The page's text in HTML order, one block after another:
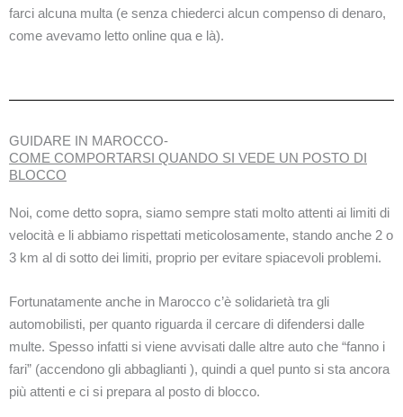
farci alcuna multa (e senza chiederci alcun compenso di denaro,
come avevamo letto online qua e là).
GUIDARE IN MAROCCO-
COME COMPORTARSI QUANDO SI VEDE UN POSTO DI
BLOCCO
Noi, come detto sopra, siamo sempre stati molto attenti ai limiti di
velocità e li abbiamo rispettati meticolosamente, stando anche 2 o
3 km al di sotto dei limiti, proprio per evitare spiacevoli problemi.
Fortunatamente anche in Marocco c’è solidarietà tra gli
automobilisti, per quanto riguarda il cercare di difendersi dalle
multe. Spesso infatti si viene avvisati dalle altre auto che “fanno i
fari” (accendono gli abbaglianti ), quindi a quel punto si sta ancora
più attenti e ci si prepara al posto di blocco.